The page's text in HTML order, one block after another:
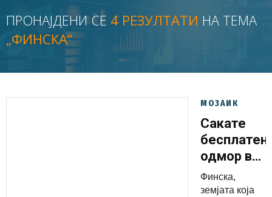
ФИНАНСИИ
БАНКАРСТВО
ЖИВОТ
ПРОНАЈДЕНИ СЕ 4 РЕЗУЛТАТИ НА ТЕМА
„ФИНСКА“
МОЗАИК
Сакате
бесплатен
одмор во
Финска?
Еве како
Финска,
земјата која